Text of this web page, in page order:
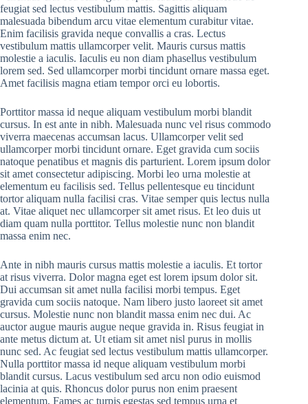
feugiat sed lectus vestibulum mattis. Sagittis aliquam
malesuada bibendum arcu vitae elementum curabitur vitae.
Enim facilisis gravida neque convallis a cras. Lectus
vestibulum mattis ullamcorper velit. Mauris cursus mattis
molestie a iaculis. Iaculis eu non diam phasellus vestibulum
lorem sed. Sed ullamcorper morbi tincidunt ornare massa eget.
Amet facilisis magna etiam tempor orci eu lobortis.
Porttitor massa id neque aliquam vestibulum morbi blandit
cursus. In est ante in nibh. Malesuada nunc vel risus commodo
viverra maecenas accumsan lacus. Ullamcorper velit sed
ullamcorper morbi tincidunt ornare. Eget gravida cum sociis
natoque penatibus et magnis dis parturient. Lorem ipsum dolor
sit amet consectetur adipiscing. Morbi leo urna molestie at
elementum eu facilisis sed. Tellus pellentesque eu tincidunt
tortor aliquam nulla facilisi cras. Vitae semper quis lectus nulla
at. Vitae aliquet nec ullamcorper sit amet risus. Et leo duis ut
diam quam nulla porttitor. Tellus molestie nunc non blandit
massa enim nec.
Ante in nibh mauris cursus mattis molestie a iaculis. Et tortor
at risus viverra. Dolor magna eget est lorem ipsum dolor sit.
Dui accumsan sit amet nulla facilisi morbi tempus. Eget
gravida cum sociis natoque. Nam libero justo laoreet sit amet
cursus. Molestie nunc non blandit massa enim nec dui. Ac
auctor augue mauris augue neque gravida in. Risus feugiat in
ante metus dictum at. Ut etiam sit amet nisl purus in mollis
nunc sed. Ac feugiat sed lectus vestibulum mattis ullamcorper.
Nulla porttitor massa id neque aliquam vestibulum morbi
blandit cursus. Lacus vestibulum sed arcu non odio euismod
lacinia at quis. Rhoncus dolor purus non enim praesent
elementum. Fames ac turpis egestas sed tempus urna et